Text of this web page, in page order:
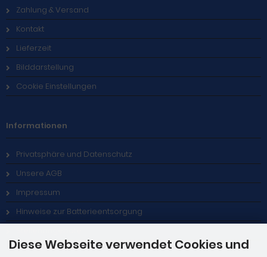
Zahlung & Versand
Kontakt
Lieferzeit
Bilddarstellung
Cookie Einstellungen
Informationen
Privatsphäre und Datenschutz
Unsere AGB
Impressum
Hinweise zur Batterieentsorgung
Diese Webseite verwendet Cookies und